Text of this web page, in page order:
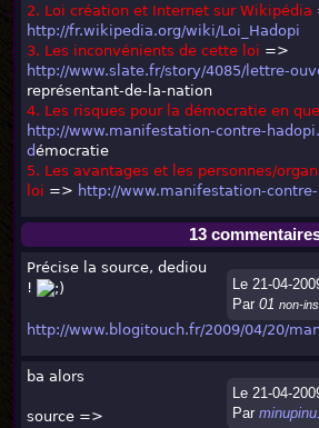
2. Loi création et Internet sur Wikipédia
http://fr.wikipedia.org/wiki/Loi_Hadopi
3. Les inconvénients de cette loi =>
http://www.slate.fr/story/4085/lettre-
représentant-de-la-nation
4. Les risques pour la démocratie en
http://www.manifestation-contre-
démocratie
5. Les avantages et les personnes/
loi => http://www.manifestation-
13
Le 21-04-
Par 01 non-
Précise la source, dediou
!
http://www.blogitouch.fr/2009/04/20/
Le 21-04-
Par
ba alors
source =>